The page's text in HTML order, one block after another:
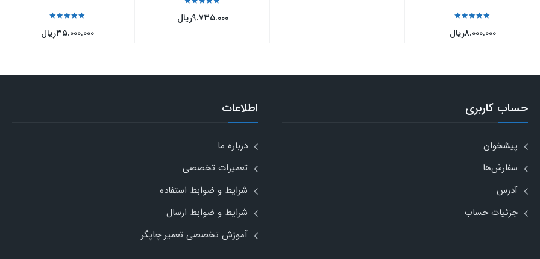
ریال۸.۰۰۰.۰۰۰
ریال۹.۷۳۵.۰۰۰
ریال۳۵.۰۰۰.۰۰۰
حساب کاربری
پیشخوان
سفارش‌ها
آدرس
جزئیات حساب
اطلاعات
درباره ما
تعمیرات تخصصی
شرایط و ضوابط استفاده
شرایط و ضوابط ارسال
آموزش تخصصی تعمیر چاپگر